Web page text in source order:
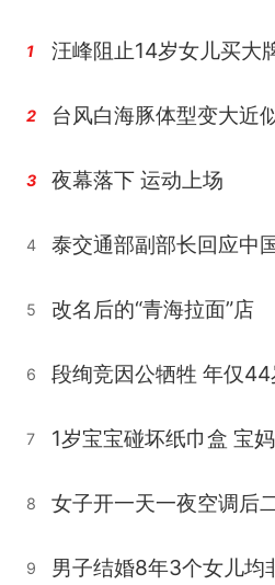
1 汪峰阻止14岁女儿买大
2
3 夜幕落下 运动上场
4
5 改名后的“青海拉面”店
6 段绚竞因公牺牲 年仅44
7
8
9 男子结婚8年3个女儿均